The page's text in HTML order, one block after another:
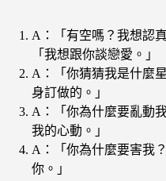
A：「有空嗎？我想認
「我想跟你談戀愛。」
A：「你猜猜我是什麼
身訂做的。」
A：「你為什麼要亂動
我的心動。」
A：「你為什麼要害我
你。」